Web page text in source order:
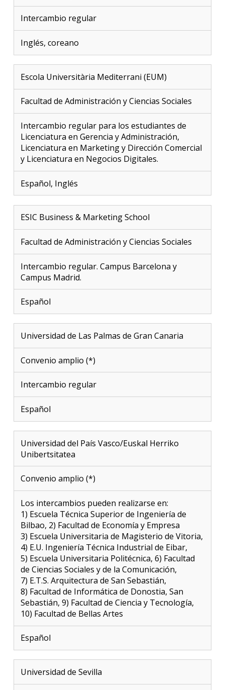
Intercambio regular
Inglés, coreano
Escola Universitària Mediterrani (EUM)
Facultad de Administración y Ciencias Sociales
Intercambio regular para los estudiantes de
Licenciatura en Gerencia y Administración,
Licenciatura en Marketing y Dirección Comercial
y Licenciatura en Negocios Digitales.
Español, Inglés
ESIC Business & Marketing School
Facultad de Administración y Ciencias Sociales
Intercambio regular. Campus Barcelona y
Campus Madrid.
Español
Universidad de Las Palmas de Gran Canaria
Convenio amplio (*)
Intercambio regular
Español
Universidad del País Vasco/Euskal Herriko
Unibertsitatea
Convenio amplio (*)
Los intercambios pueden realizarse en:
1) Escuela Técnica Superior de Ingeniería de
Bilbao, 2) Facultad de Economía y Empresa
3) Escuela Universitaria de Magisterio de Vitoria,
4) E.U. Ingeniería Técnica Industrial de Eibar,
5) Escuela Universitaria Politécnica, 6) Facultad
de Ciencias Sociales y de la Comunicación,
7) E.T.S. Arquitectura de San Sebastián,
8) Facultad de Informática de Donostia, San
Sebastián, 9) Facultad de Ciencia y Tecnología,
10) Facultad de Bellas Artes
Español
Universidad de Sevilla